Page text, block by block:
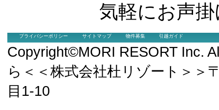
気軽にお声
プライバシーポリシー サイトマップ 物件募集 引越ガイド
Copyright©MORI RESORT Inc.
ら＜＜株式会社杜リゾート＞＞
目1-10